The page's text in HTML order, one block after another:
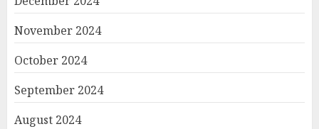
November 2024
October 2024
September 2024
August 2024